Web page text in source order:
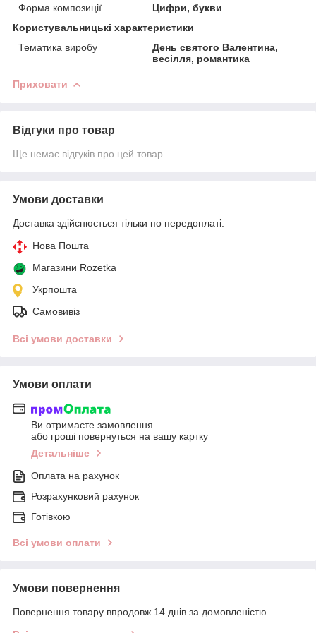
Форма композиції
Цифри, букви
Користувальницькі характеристики
Тематика виробу
День святого Валентина,
весілля, романтика
Приховати
Відгуки про товар
Ще немає відгуків про цей товар
Умови доставки
Доставка здійснюється тільки по передоплаті.
Нова Пошта
Магазини Rozetka
Укрпошта
Самовивіз
Всі умови доставки
Умови оплати
Ви отримаєте замовлення
або гроші повернуться на вашу картку
Детальніше
Оплата на рахунок
Розрахунковий рахунок
Готівкою
Всі умови оплати
Умови повернення
Повернення товару впродовж 14 днів за домовленістю